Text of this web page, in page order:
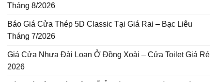
Tháng 8/2026
Báo Giá Cửa Thép 5D Classic Tại Giá Rai – Bạc Liêu
Tháng 7/2026
Giá Cửa Nhựa Đài Loan Ở Đồng Xoài – Cửa Toilet Giá Rẻ
2026